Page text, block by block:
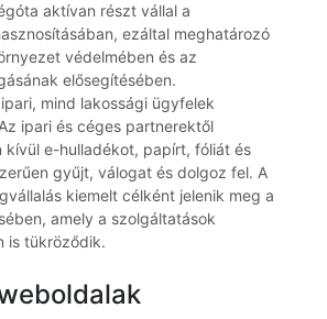
aktívan részt vállal a
ezáltal meghatározó
védelmében és az
elősegítésében.
mind lakossági ügyfelek
ipari és céges partnerektől
kívül e-hulladékot, papírt, fóliát és
gyűjt, válogat és dolgoz fel. A
kiemelt célként jelenik meg a
amely a szolgáltatások
is tükröződik.